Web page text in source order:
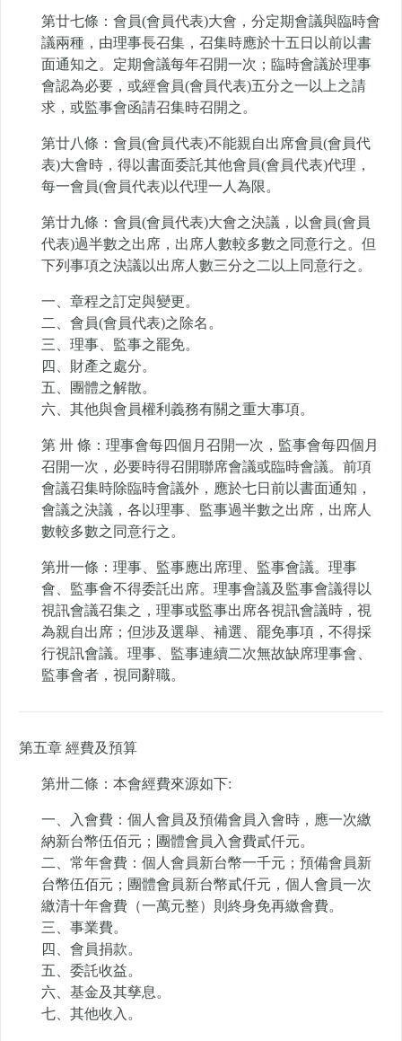
第廿七條：會員(會員代表)大會，分定期會議與臨時會
議兩種，由理事長召集，召集時應於十五日以前以書
面通知之。定期會議每年召開一次；臨時會議於理事
會認為必要，或經會員(會員代表)五分之一以上之請
求，或監事會函請召集時召開之。
第廿八條：會員(會員代表)不能親自出席會員(會員代
表)大會時，得以書面委託其他會員(會員代表)代理，
每一會員(會員代表)以代理一人為限。
第廿九條：會員(會員代表)大會之決議，以會員(會員
代表)過半數之出席，出席人數較多數之同意行之。但
下列事項之決議以出席人數三分之二以上同意行之。
一、章程之訂定與變更。
二、會員(會員代表)之除名。
三、理事、監事之罷免。
四、財產之處分。
五、團體之解散。
六、其他與會員權利義務有關之重大事項。
第 卅 條：理事會每四個月召開一次，監事會每四個月
召開一次，必要時得召開聯席會議或臨時會議。前項
會議召集時除臨時會議外，應於七日前以書面通知，
會議之決議，各以理事、監事過半數之出席，出席人
數較多數之同意行之。
第卅一條：理事、監事應出席理、監事會議。理事
會、監事會不得委託出席。理事會議及監事會議得以
視訊會議召集之，理事或監事出席各視訊會議時，視
為親自出席；但涉及選舉、補選、罷免事項，不得採
行視訊會議。理事、監事連續二次無故缺席理事會、
監事會者，視同辭職。
第五章 經費及預算
第卅二條：本會經費來源如下:
一、入會費：個人會員及預備會員入會時，應一次繳
納新台幣伍佰元；團體會員入會費貳仟元。
二、常年會費：個人會員新台幣一千元；預備會員新
台幣伍佰元；團體會員新台幣貳仟元，個人會員一次
繳清十年會費（一萬元整）則終身免再繳會費。
三、事業費。
四、會員捐款。
五、委託收益。
六、基金及其孳息。
七、其他收入。